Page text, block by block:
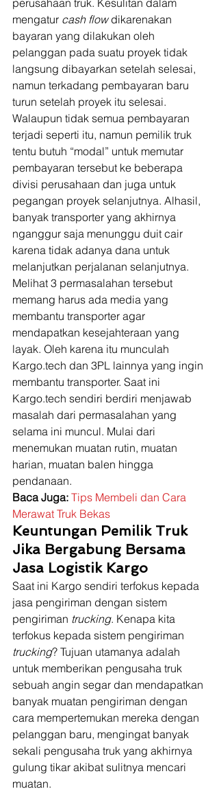
perusahaan truk. Kesulitan dalam
mengatur cash flow dikarenakan
bayaran yang dilakukan oleh
pelanggan pada suatu proyek tidak
langsung dibayarkan setelah selesai,
namun terkadang pembayaran baru
turun setelah proyek itu selesai.
Walaupun tidak semua pembayaran
terjadi seperti itu, namun pemilik truk
tentu butuh “modal” untuk memutar
pembayaran tersebut ke beberapa
divisi perusahaan dan juga untuk
pegangan proyek selanjutnya. Alhasil,
banyak transporter yang akhirnya
nganggur saja menunggu duit cair
karena tidak adanya dana untuk
melanjutkan perjalanan selanjutnya.
Melihat 3 permasalahan tersebut
memang harus ada media yang
membantu transporter agar
mendapatkan kesejahteraan yang
layak. Oleh karena itu munculah
Kargo.tech dan 3PL lainnya yang ingin
membantu transporter. Saat ini
Kargo.tech sendiri berdiri menjawab
masalah dari permasalahan yang
selama ini muncul. Mulai dari
menemukan muatan rutin, muatan
harian, muatan balen hingga
pendanaan.
Baca Juga: Tips Membeli dan Cara
Merawat Truk Bekas
Keuntungan Pemilik Truk
Jika Bergabung Bersama
Jasa Logistik Kargo
Saat ini Kargo sendiri terfokus kepada
jasa pengiriman dengan sistem
pengiriman trucking. Kenapa kita
terfokus kepada sistem pengiriman
trucking? Tujuan utamanya adalah
untuk memberikan pengusaha truk
sebuah angin segar dan mendapatkan
banyak muatan pengiriman dengan
cara mempertemukan mereka dengan
pelanggan baru, mengingat banyak
sekali pengusaha truk yang akhirnya
gulung tikar akibat sulitnya mencari
muatan.